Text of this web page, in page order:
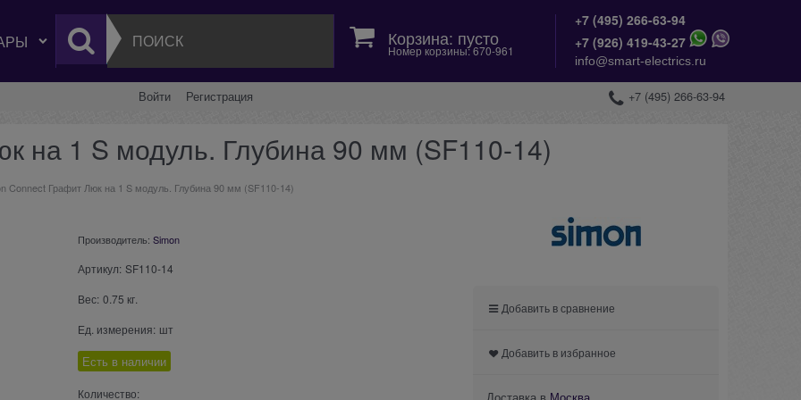
Корзина: пусто
Номер корзины: 670-961
+7 (495) 266-63-94
+7 (926) 419-43-27
info@smart-electrics.ru
Войти Регистрация +7 (495) 266-63-94
на 1 S модуль. Глубина 90 мм (SF110-14)
Connect Графит Люк на 1 S модуль. Глубина 90 мм (SF110-14)
Производитель: Simon
Артикул: SF110-14
Вес: 0.75 кг.
Ед. измерения: шт
Есть в наличии
Количество:
Добавить в сравнение
Добавить в избранное